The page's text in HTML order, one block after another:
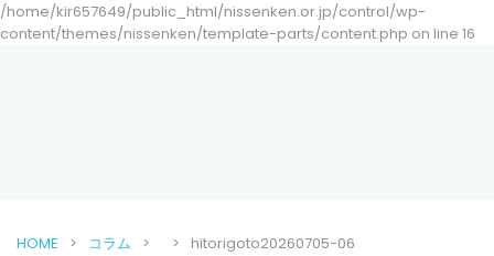
/home/kir657649/public_html/nissenken.or.jp/control/wp-
content/themes/nissenken/template-parts/content.php on line 16
HOME コラム hitorigoto20260705-06